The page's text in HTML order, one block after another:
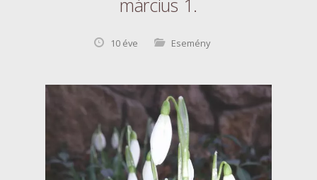
március 1.
10 éve Esemény